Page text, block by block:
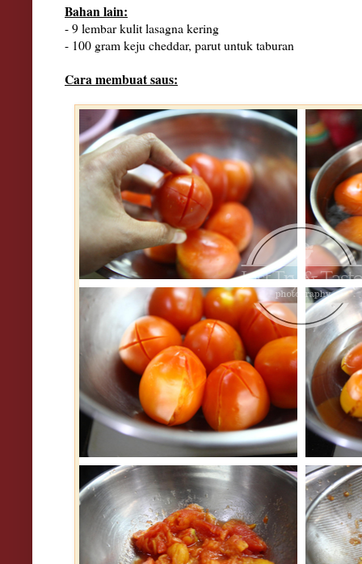
Bahan lain:
- 9 lembar kulit lasagna kering
- 100 gram keju cheddar, parut untuk taburan
Cara membuat saus: